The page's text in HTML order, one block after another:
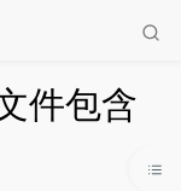
件包含